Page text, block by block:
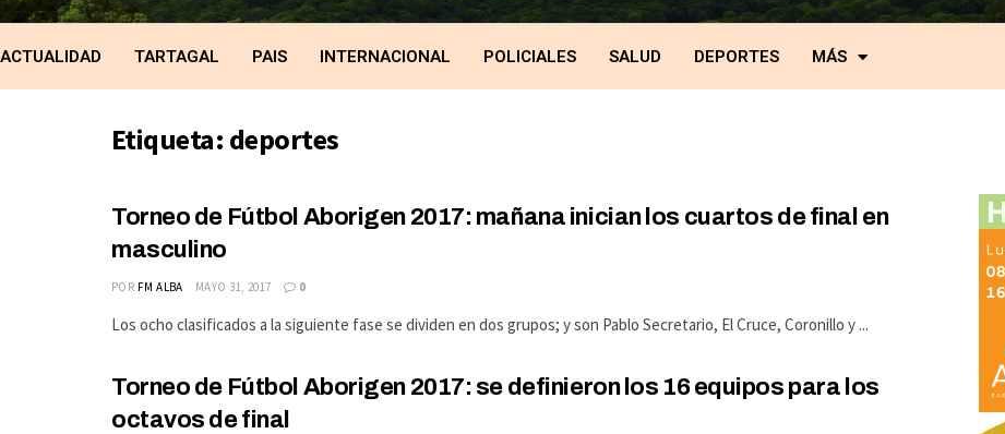
ACTUALIDAD TARTAGAL PAIS INTERNACIONAL POLICIALES SALUD DEPORTES MÁS
Etiqueta: deportes
Torneo de Fútbol Aborigen 2017: mañana inician los cuartos de final en
masculino
POR FM ALBA MAYO 31, 2017 0
Los ocho clasificados a la siguiente fase se dividen en dos grupos; y son Pablo Secretario, El Cruce, Coronillo y ...
Torneo de Fútbol Aborigen 2017: se definieron los 16 equipos para los
octavos de final